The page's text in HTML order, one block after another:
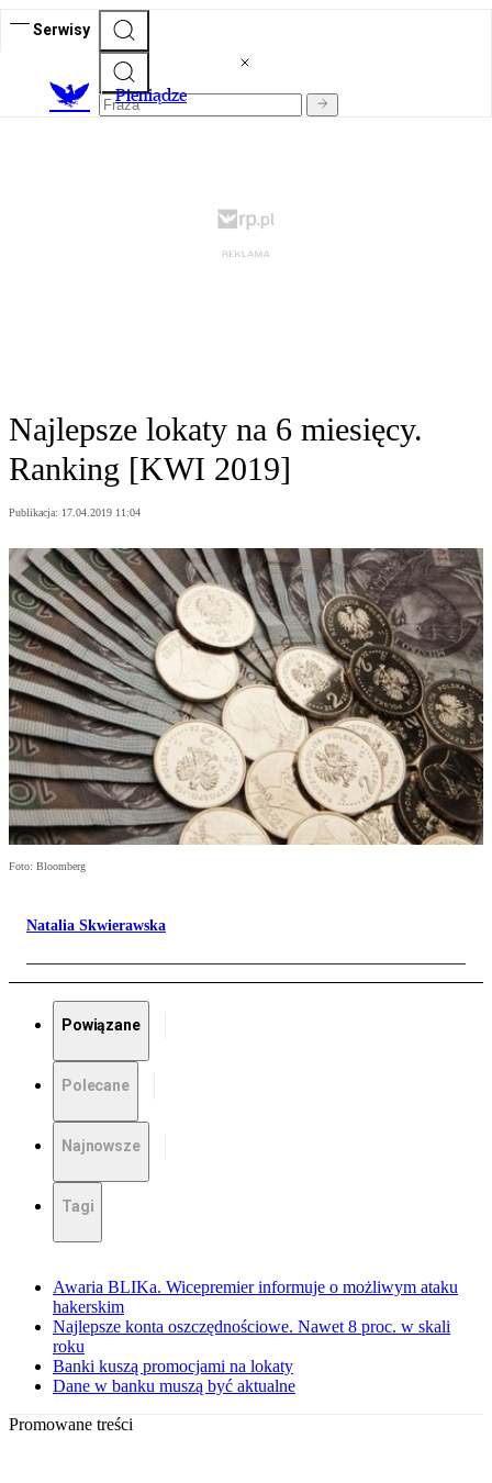
Serwisy
Pieniądze
Najlepsze lokaty na 6 miesięcy.
Ranking [KWI 2019]
Publikacja: 17.04.2019 11:04
Foto: Bloomberg
Natalia Skwierawska
Powiązane
Polecane
Najnowsze
Tagi
Awaria BLIKa. Wicepremier informuje o możliwym ataku
hakerskim
Najlepsze konta oszczędnościowe. Nawet 8 proc. w skali
roku
Banki kuszą promocjami na lokaty
Dane w banku muszą być aktualne
Promowane treści